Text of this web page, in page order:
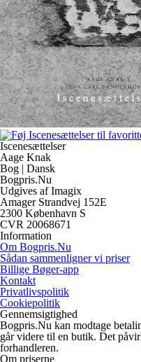
Iscenesættelser
Aage Knak
Bog | Dansk
Bogpris.Nu
Udgives af Imagix
Amager Strandvej 152E
2300 København S
CVR 20068671
Information
Om Bogpris.Nu
Sådan sammenligner vi priser
Billige Bøger-app
Kontakt
Privatlivspolitik
Cookiepolitik
Gennemsigtighed
Bogpris.Nu kan modtage
går videre til en butik. Det
forhandleren.
Om priserne